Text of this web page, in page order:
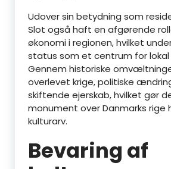
Udover sin betydning som
Slot også haft en afgørende
økonomi i regionen, hvilket
status som et centrum for lokal
Gennem historiske
overlevet krige, politiske
skiftende ejerskab, hvilket gør
monument over Danmarks rige
kulturarv.
Bevaring af